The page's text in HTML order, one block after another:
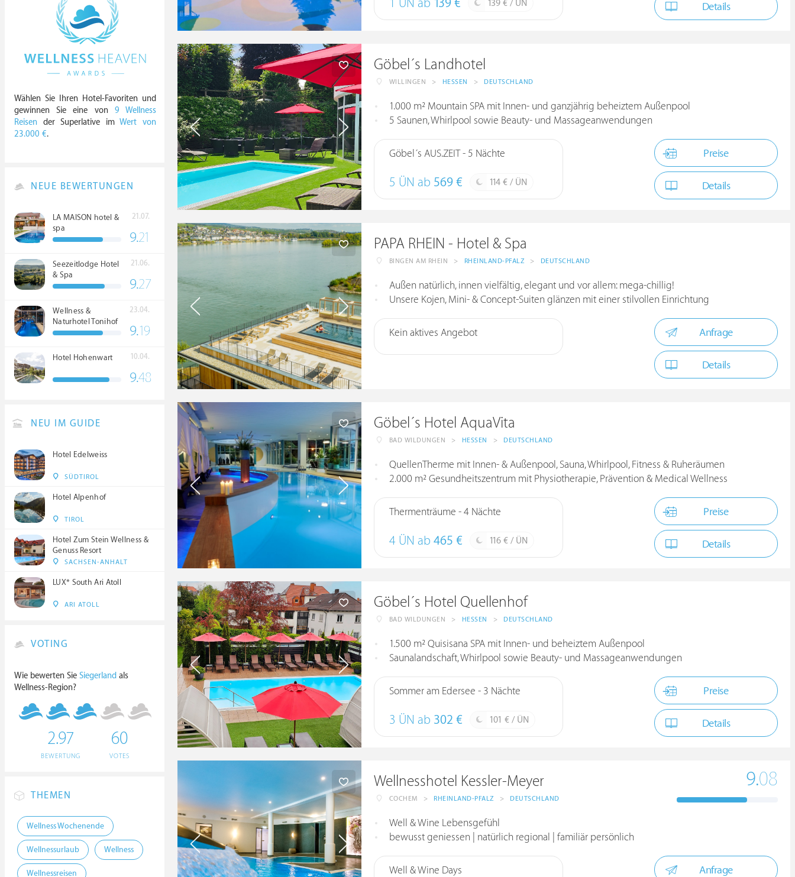
1 ÜN ab 139 € 139 € / ÜN Details
Göbel´s Landhotel
WILLINGEN > HESSEN > DEUTSCHLAND
1.000 m² Mountain SPA mit Innen- und ganzjährig beheiztem Außenpool
5 Saunen, Whirlpool sowie Beauty- und Massageanwendungen
Göbel´s AUS.ZEIT - 5 Nächte
5 ÜN ab 569 € 114 € / ÜN
Preise
Details
PAPA RHEIN - Hotel & Spa
BINGEN AM RHEIN > RHEINLAND-PFALZ > DEUTSCHLAND
Außen natürlich, innen vielfältig, elegant und vor allem: mega-chillig!
Unsere Kojen, Mini- & Concept-Suiten glänzen mit einer stilvollen Einrichtung
Kein aktives Angebot Anfrage
Details
Göbel´s Hotel AquaVita
BAD WILDUNGEN > HESSEN > DEUTSCHLAND
QuellenTherme mit Innen- & Außenpool, Sauna, Whirlpool, Fitness & Ruheräumen
2.000 m² Gesundheitszentrum mit Physiotherapie, Prävention & Medical Wellness
Thermenträume - 4 Nächte
4 ÜN ab 465 € 116 € / ÜN
Preise
Details
Göbel´s Hotel Quellenhof
BAD WILDUNGEN > HESSEN > DEUTSCHLAND
1.500 m² Quisisana SPA mit Innen- und beheiztem Außenpool
Saunalandschaft, Whirlpool sowie Beauty- und Massageanwendungen
Sommer am Edersee - 3 Nächte
3 ÜN ab 302 € 101 € / ÜN
Preise
Details
Wellnesshotel Kessler-Meyer
COCHEM > RHEINLAND-PFALZ > DEUTSCHLAND
9.08
Well & Wine Lebensgefühl
bewusst geniessen | natürlich regional | familiär persönlich
Well & Wine Days Anfrage
Wählen Sie Ihren Hotel-Favoriten und
gewinnen Sie eine von 9 Wellness
Reisen der Superlative imWert von
23.000 €.
NEUE BEWERTUNGEN
LA MAISON hotel &
spa
21.07.
9.21
Seezeitlodge Hotel
& Spa
21.06.
9.27
Wellness &
Naturhotel Tonihof
****S
23.04.
9.19
Hotel Hohenwart 10.04.
9.48
NEU IM GUIDE
Hotel Edelweiss
SÜDTIROL
Hotel Alpenhof
TIROL
Hotel Zum Stein Wellness &
Genuss Resort
SACHSEN-ANHALT
LUX* South Ari Atoll
ARI ATOLL
VOTING
Wie bewerten Sie Siegerland als
Wellness-Region?
2.97
BEWERTUNG
60
VOTES
THEMEN
Wellness Wochenende
Wellnessurlaub Wellness
Wellnessreisen